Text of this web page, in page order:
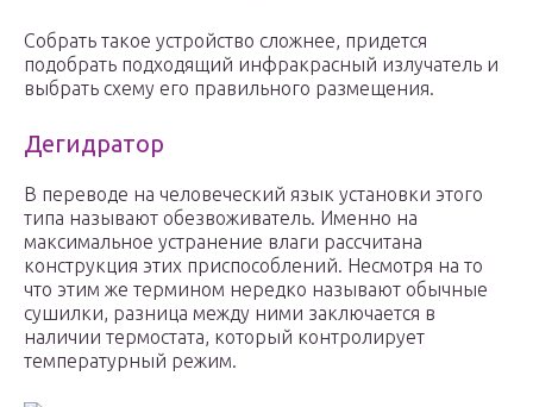
Собрать такое устройство сложнее, придется
подобрать подходящий инфракрасный излучатель и
выбрать схему его правильного размещения.
Дегидратор
В переводе на человеческий язык установки этого
типа называют обезвоживатель. Именно на
максимальное устранение влаги рассчитана
конструкция этих приспособлений. Несмотря на то
что этим же термином нередко называют обычные
сушилки, разница между ними заключается в
наличии термостата, который контролирует
температурный режим.